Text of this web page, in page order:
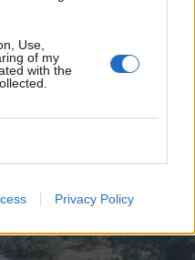
Use,
of my
with the
Privacy Policy